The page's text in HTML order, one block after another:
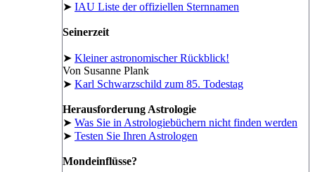
➤ IAU Liste der offiziellen Sternnamen
Seinerzeit
➤ Kleiner astronomischer Rückblick!
Von Susanne Plank
➤ Karl Schwarzschild zum 85. Todestag
Herausforderung Astrologie
➤ Was Sie in Astrologiebüchern nicht finden werden
➤ Testen Sie Ihren Astrologen
Mondeinflüsse?